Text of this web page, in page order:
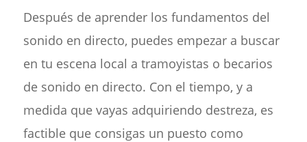
Después de aprender los fundamentos del
sonido en directo, puedes empezar a buscar
en tu escena local a tramoyistas o becarios
de sonido en directo. Con el tiempo, y a
medida que vayas adquiriendo destreza, es
factible que consigas un puesto como